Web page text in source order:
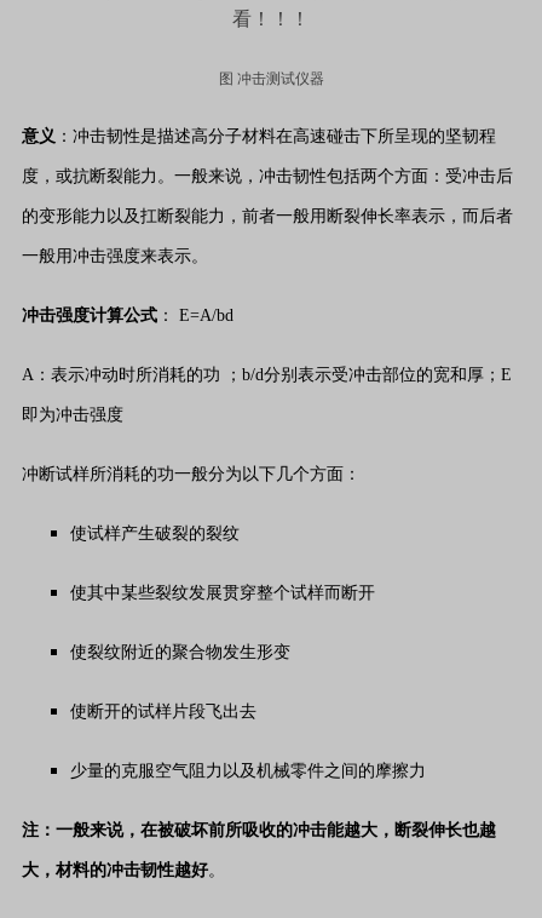
图 冲击测试仪器
意义 ：冲击韧性是描述高分子材料在高速碰击下所呈现的坚韧程
度，或抗断裂能力。一般来说，冲击韧性包括两个方面：受冲击后
的变形能力以及扛断裂能力，前者一般用断裂伸长率表示，而后者
一般用冲击强度来表示。
冲击强度计算公式 ： E=A/bd
A：表示冲动时所消耗的功 ；b/d分别表示受冲击部位的宽和厚；E
即为冲击强度
冲断试样所消耗的功一般分为以下几个方面：
使试样产生破裂的裂纹
使其中某些裂纹发展贯穿整个试样而断开
使裂纹附近的聚合物发生形变
使断开的试样片段飞出去
少量的克服空气阻力以及机械零件之间的摩擦力
注：一般来说，在被破坏前所吸收的冲击能越大，断裂伸长也越
大，材料的冲击韧性越好。